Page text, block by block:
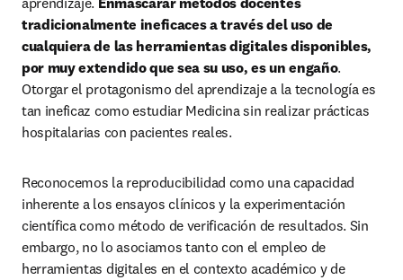
tradicionalmente ineficaces a través del uso de
cualquiera de las herramientas digitales disponibles,
por muy extendido que sea su uso, es un engaño.
Otorgar el protagonismo del aprendizaje a la tecnología es
tan ineficaz como estudiar Medicina sin realizar prácticas
hospitalarias con pacientes reales.
Reconocemos la reproducibilidad como una capacidad
inherente a los ensayos clínicos y la experimentación
científica como método de verificación de resultados. Sin
embargo, no lo asociamos tanto con el empleo de
herramientas digitales en el contexto académico y de